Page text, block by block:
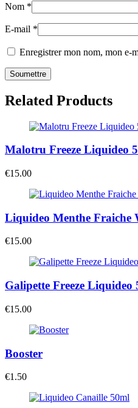
Nom *
E-mail *
Enregistrer mon nom, mon e-
Related Products
Malotru Freeze Liquideo
€15.00
Liquideo Menthe Fraiche
€15.00
Galipette Freeze Liquideo
€15.00
Booster
€1.50